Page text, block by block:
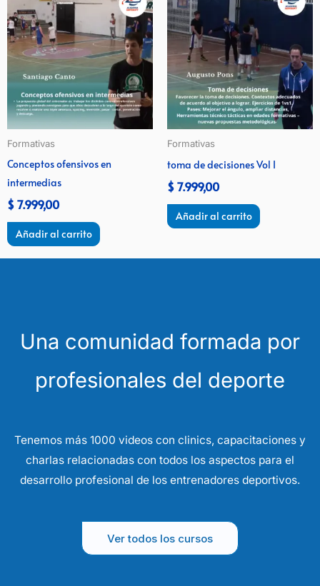
Formativas
Conceptos ofensivos en
intermedias
$7.999,00
Añadir al carrito
Formativas
toma de decisiones Vol I
$7.999,00
Añadir al carrito
Una comunidad formada por
profesionales del deporte
Tenemos más 1000 videos con clinics, capacitaciones y
charlas relacionadas con todos los aspectos para el
desarrollo profesional de los entrenadores deportivos.
Ver todos los cursos